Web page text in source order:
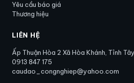
Yêu cầu báo giá
Thương hiệu
LIÊN HỆ
Ấp Thuận Hòa 2 Xã Hòa Khánh, Tỉnh
0913 847 175
caudao_congnghiep@yahoo.com